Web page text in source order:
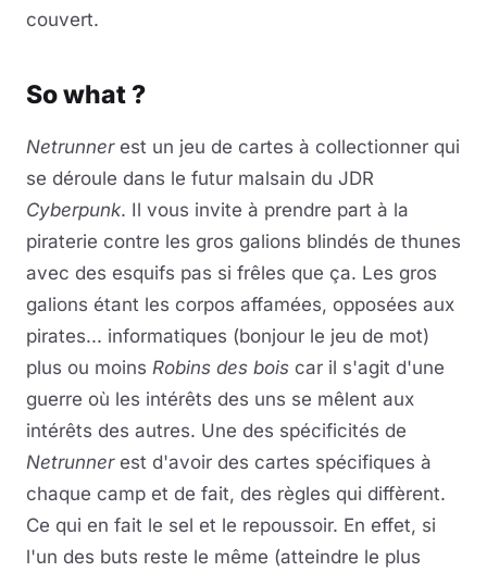
couvert.
So what ?
Netrunnerest un jeu de cartes à collectionner qui
se déroule dans le futur malsain du JDR
Cyberpunk. Il vous invite à prendre part à la
piraterie contre les gros galions blindés de thunes
avec des esquifs pas si frêles que ça. Les gros
galions étant les corpos affamées, opposées aux
pirates... informatiques (bonjour le jeu de mot)
plus ou moins Robins des bois car il s'agit d'une
guerre où les intérêts des uns se mêlent aux
intérêts des autres. Une des spécificités de
Netrunnerest d'avoir des cartes spécifiques à
chaque camp et de fait, des règles qui diffèrent.
Ce qui en fait le sel et le repoussoir. En effet, si
l'un des buts reste le même (atteindre le plus